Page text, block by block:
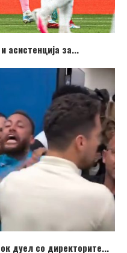
асистенција за...
дуел со директорите...